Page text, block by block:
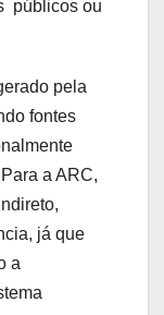
públicos ou
pela
fontes
a ARC,
já que
a